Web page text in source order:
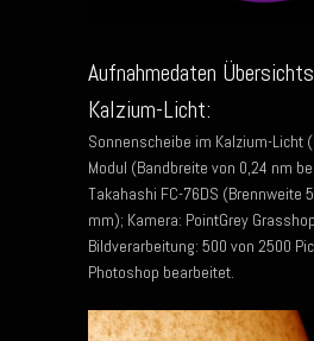
Aufnahmedaten
Kalzium-Licht:
Sonnenscheibe im Kalzium-Licht
Modul (Bandbreite von 0,24 nm
Takahashi FC-76DS (Brennweite
mm); Kamera: PointGrey
Bildverarbeitung: 500 von 2500
Photoshop bearbeitet.